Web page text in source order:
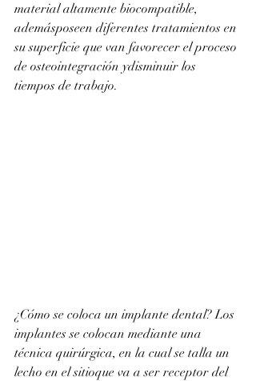
material altamente biocompatible,
ademásposeen diferentes tratamientos en
su superficie que van favorecer el proceso
de osteointegración ydisminuir los
tiempos de trabajo.
¿Cómo se coloca un implante dental? Los
implantes se colocan mediante una
técnica quirúrgica, en la cual se talla un
lecho en el sitioque va a ser receptor del